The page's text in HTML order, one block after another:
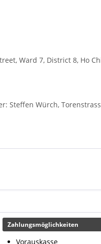
Ward 7, District 8, Ho
Steffen Würch,
Zahlungsmöglichkeiten
Vorauskasse